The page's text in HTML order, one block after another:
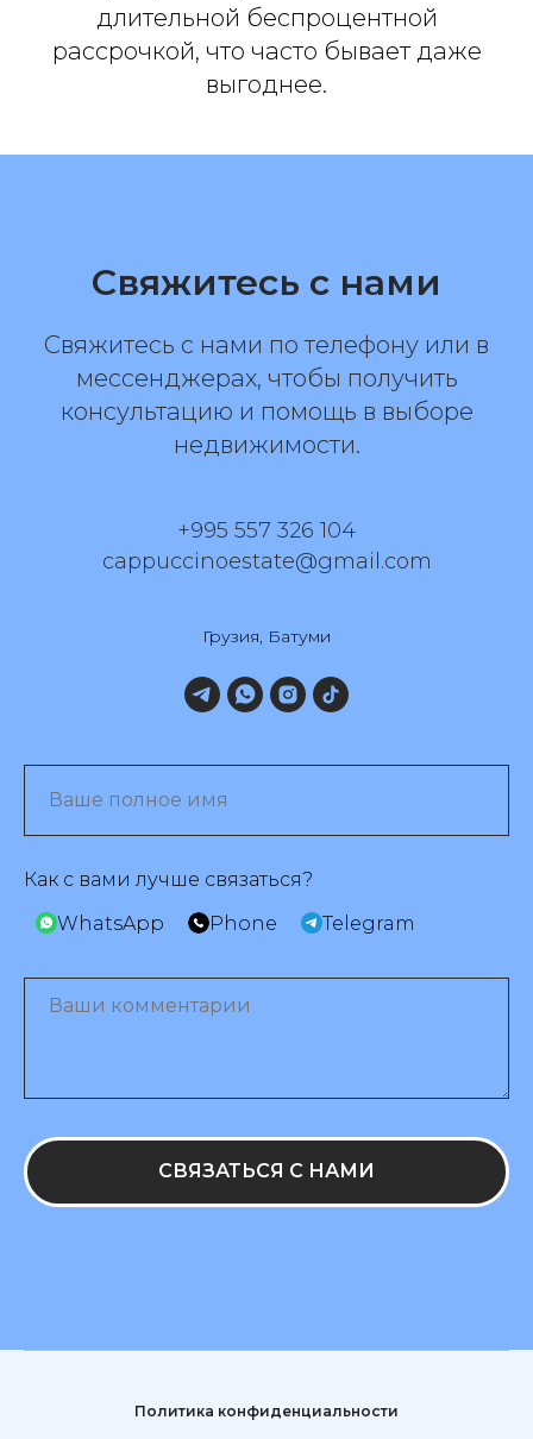
длительной беспроцентной
рассрочкой, что часто бывает даже
выгоднее.
Свяжитесь с нами
Свяжитесь с нами по телефону или в
мессенджерах, чтобы получить
консультацию и помощь в выборе
недвижимости.
+995 557 326 104
cappuccinoestate@gmail.com
Грузия, Батуми
Как с вами лучше связаться?
WhatsApp
Phone Telegram
СВЯЗАТЬСЯ С НАМИ
Политика конфиденциальности